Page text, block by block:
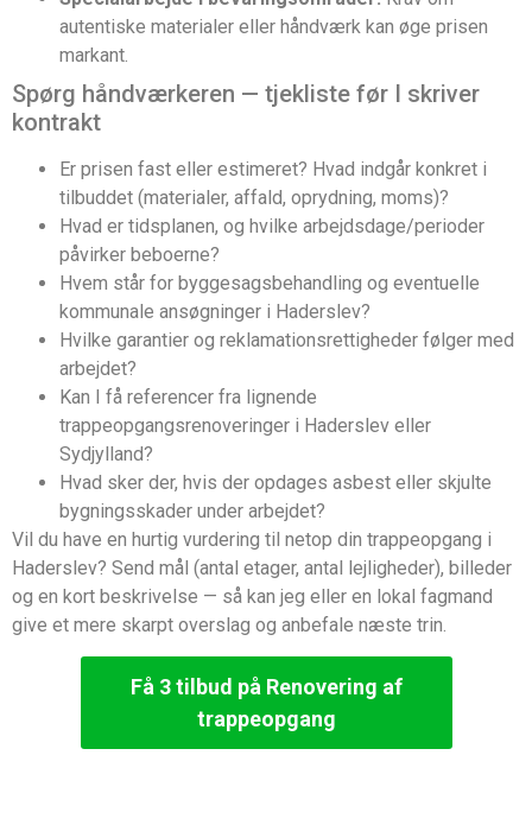
autentiske materialer eller håndværk kan øge prisen
markant.
Spørg håndværkeren — tjekliste før I skriver
kontrakt
Er prisen fast eller estimeret? Hvad indgår konkret i
tilbuddet (materialer, affald, oprydning, moms)?
Hvad er tidsplanen, og hvilke arbejdsdage/perioder
påvirker beboerne?
Hvem står for byggesagsbehandling og eventuelle
kommunale ansøgninger i Haderslev?
Hvilke garantier og reklamationsrettigheder følger med
arbejdet?
Kan I få referencer fra lignende
trappeopgangsrenoveringer i Haderslev eller
Sydjylland?
Hvad sker der, hvis der opdages asbest eller skjulte
bygningsskader under arbejdet?
Vil du have en hurtig vurdering til netop din trappeopgang i
Haderslev? Send mål (antal etager, antal lejligheder), billeder
og en kort beskrivelse — så kan jeg eller en lokal fagmand
give et mere skarpt overslag og anbefale næste trin.
Få 3 tilbud på Renovering af
trappeopgang